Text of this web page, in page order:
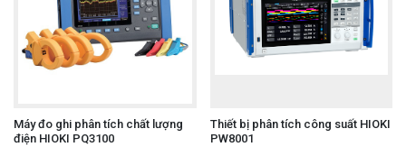
Máy đo ghi phân tích chất lượng
điện HIOKI PQ3100
Thiết bị phân tích công suất HIOKI
PW8001